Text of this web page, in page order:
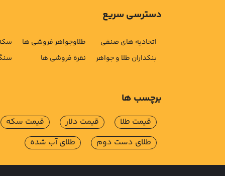
دسترسی سریع
اتحادیه های صنفی
بنکداران طلا و جواهر
طلاوجواهر فروشی ها
نقره فروشی ها
برچسب ها
قیمت طلا قیمت دلار
قیمت سکه
طلای دست دوم
طلای آب شده